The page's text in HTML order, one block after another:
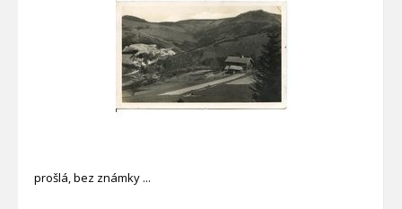
prošlá, bez známky